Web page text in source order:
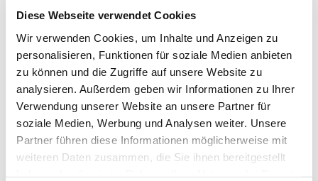
Diese Webseite verwendet Cookies
Wir verwenden Cookies, um Inhalte und Anzeigen zu
personalisieren, Funktionen für soziale Medien anbieten
zu können und die Zugriffe auf unsere Website zu
analysieren. Außerdem geben wir Informationen zu Ihrer
Verwendung unserer Website an unsere Partner für
soziale Medien, Werbung und Analysen weiter. Unsere
Partner führen diese Informationen möglicherweise mit
weiteren Daten zusammen, die Sie ihnen bereitgestellt